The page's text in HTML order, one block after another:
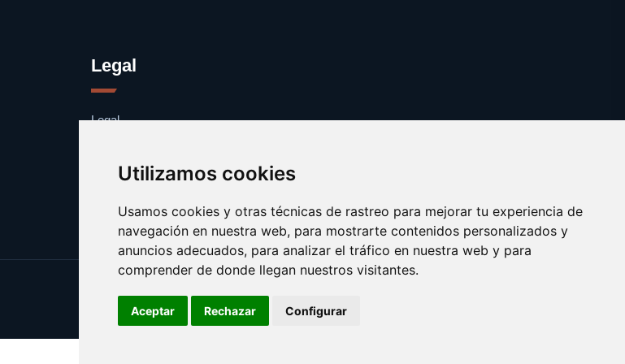
Utilizamos cookies
Usamos cookies y otras técnicas de rastreo para mejorar tu experiencia de
navegación en nuestra web, para mostrarte contenidos personalizados y
anuncios adecuados, para analizar el tráfico en nuestra web y para
comprender de donde llegan nuestros visitantes.
Aceptar Rechazar Configurar
Legal
Legal
Contacto